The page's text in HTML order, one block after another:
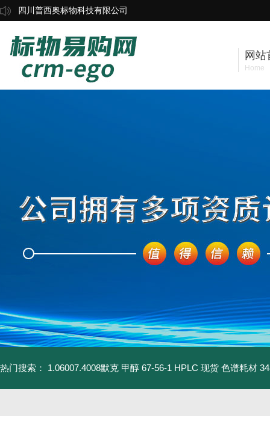
四川普西奥标物科技有限公司
网站
Home
热门搜索： 1.06007.4008默克 甲醇 67-56-1 HPLC 现货 色谱耗材